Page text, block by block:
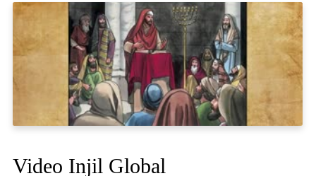
Video Injil Global